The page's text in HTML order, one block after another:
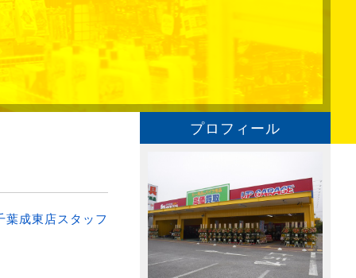
葉成東店スタッフ
プロフィール